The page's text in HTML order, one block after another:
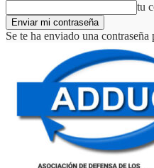
tu
Se te ha enviado una